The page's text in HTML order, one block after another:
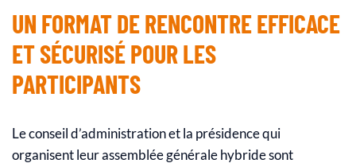
UN FORMAT DE RENCONTRE EFFICACE
ET SÉCURISÉ POUR LES
PARTICIPANTS
Le conseil d’administration et la présidence qui
organisent leur assemblée générale hybride sont